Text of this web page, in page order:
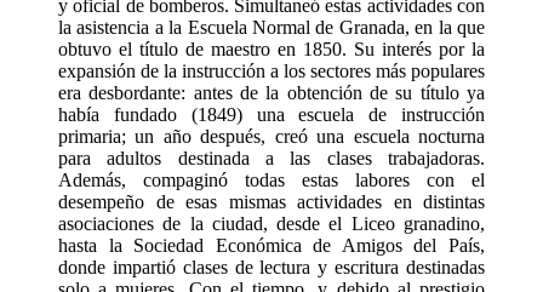
y oficial de bomberos. Simultaneó estas actividades con
la asistencia a la Escuela Normal de Granada, en la que
obtuvo el título de maestro en 1850. Su interés por la
expansión de la instrucción a los sectores más populares
era desbordante: antes de la obtención de su título ya
había fundado (1849) una escuela de instrucción
primaria; un año después, creó una escuela nocturna
para adultos destinada a las clases trabajadoras.
Además, compaginó todas estas labores con el
desempeño de esas mismas actividades en distintas
asociaciones de la ciudad, desde el Liceo granadino,
hasta la Sociedad Económica de Amigos del País,
donde impartió clases de lectura y escritura destinadas